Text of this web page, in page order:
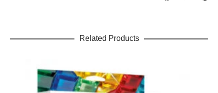
Related Products